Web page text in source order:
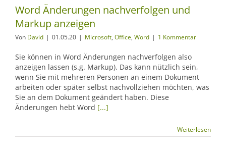
Word Änderungen nachverfolgen und
Markup anzeigen
Von David | 01.05.20 | Microsoft, Office, Word | 1 Kommentar
Sie können in Word Änderungen nachverfolgen also
anzeigen lassen (s.g. Markup). Das kann nützlich sein,
wenn Sie mit mehreren Personen an einem Dokument
arbeiten oder später selbst nachvollziehen möchten, was
Sie an dem Dokument geändert haben. Diese
Änderungen hebt Word [...]
Weiterlesen